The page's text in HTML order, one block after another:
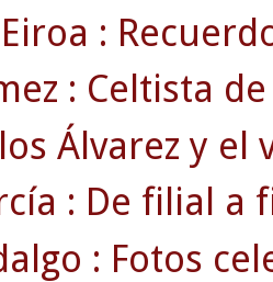
:
: Celtista
Álvarez y el
: De filial a
: Fotos